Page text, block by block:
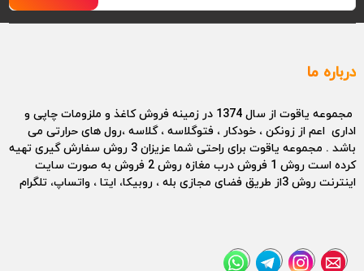
درباره ما
مجموعه یاقوت از سال 1374 در زمینه فروش کاغذ و ملزومات چاپی و
اداری اعم از زونکن ، خودکار ، فتوگلاسه ، گلاسه ،رول های حرارتی می
باشد . مجموعه یاقوت برای راحتی شما عزیزان 3 روش سفارش گیری تهیه
کرده است روش 1 فروش درب مغازه روش 2 فروش به صورت سایت
اینترنت روش 3از طریق فضای مجازی بله ، روبیکا، ایتا ، واتساپ، تلگرام